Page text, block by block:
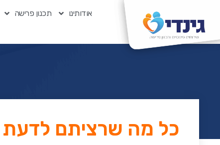
אודותינו תכנון פרישה
כל מה שרציתם לדעת